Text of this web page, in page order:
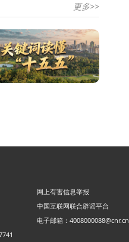
更多>>
网上有害信息举报
中国互联网联合辟谣平台
电子邮箱：4008000088@cnr.cn